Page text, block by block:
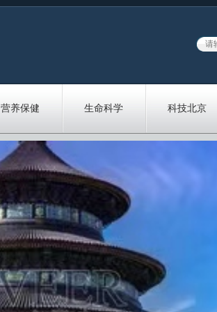
营养保健 生命科学 科技北京